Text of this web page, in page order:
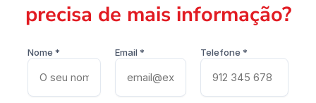
precisa de mais informação?
Nome * Email * Telefone *